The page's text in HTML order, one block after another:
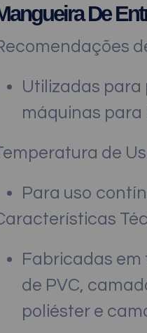
De
Utilizadas para
máquinas para
de
Para uso
Fabricadas em
de PVC,
poliéster e